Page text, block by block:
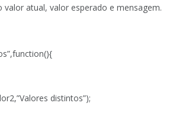
valor atual, valor esperado e mensagem.
distintos”);